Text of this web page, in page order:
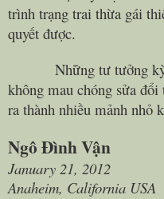
trình trạng trai thừa gái
quyết được.
Những tư tưởng kỳ
không mau chóng sửa
ra thành nhiều mảnh nhỏ
Ngô Đình Vận
January 21, 2012
Anaheim, California USA